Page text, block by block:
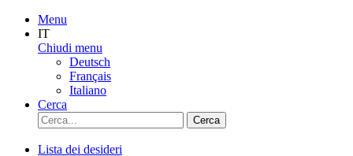
Menu
IT
Chiudi menu
Deutsch
Français
Italiano
Cerca
Cerca
Lista dei desideri